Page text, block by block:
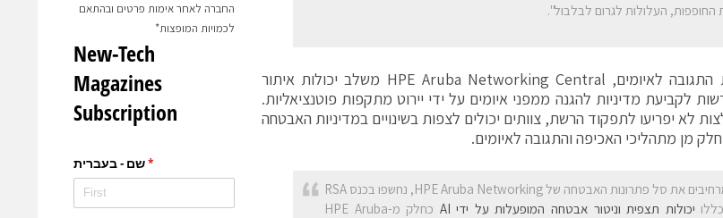
החברה לאחר אימות פרטים ובהתאם
לכמויות המופצות*
העלולות לגרום לבלבול".
בנוסף, כדי להאיץ את התגובה לאיומים, HPE Aruba Networking Central משלב יכולות איתור
לקביעת מדיניות להגנה ממפני איומים על ידי יירוט מתקפות פוטנציאליות.
לא יפריעו לתפקוד הרשת, צוותים יכולים לצפות בשינויים במדיניות האבטחה
מן מתהליכי האכיפה והתגובה לאיומים.
כלים חדשים אלו המרחיבים את סל פתרונות האבטחה של HPE Aruba Networking, נחשפו בכנס RSA
יכולות תצפית וניטור אבטחה המופעלות על ידי AI
כחלק מ-HPE Aruba